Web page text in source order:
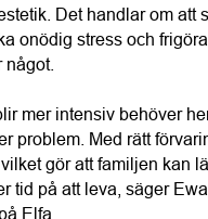
ofta mer stressig?
hösten innebär en
kommer i gång på
läxor och
delar samma ytor ökar
organiseras.